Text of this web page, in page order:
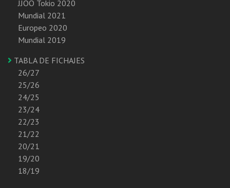
JJOO Tokio 2020
Mundial 2021
Europeo 2020
Mundial 2019
TABLA DE FICHAJES
26/27
25/26
24/25
23/24
22/23
21/22
20/21
19/20
18/19